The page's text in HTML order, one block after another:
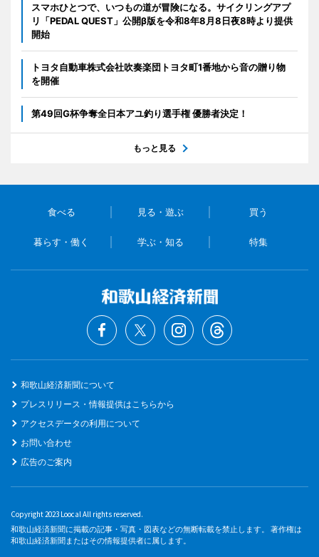
スマホひとつで、いつもの道が冒険になる。サイクリングアプ
リ「PEDAL QUEST」公開β版を令和8年8月8日夜8時より提供
開始
トヨタ自動車株式会社吹奏楽団トヨタ町1番地から音の贈り物
を開催
第49回G杯争奪全日本アユ釣り選手権 優勝者決定！
もっと見る
食べる 見る・遊ぶ 買う
暮らす・働く 学ぶ・知る 特集
和歌山経済新聞について
プレスリリース・情報提供はこちらから
アクセスデータの利用について
お問い合わせ
広告のご案内
Copyright 2023 Loocal All rights reserved.
和歌山経済新聞に掲載の記事・写真・図表などの無断転載を禁止します。 著作権は
和歌山経済新聞またはその情報提供者に属します。